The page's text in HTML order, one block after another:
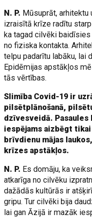
N. P. Mūsuprāt, arhitektu
izraisītā krīze radītu
ka tagad cilvēki
no fiziska kontakta.
telpu padarītu labāku, lai
Epidēmijas apstākļos
tās vērtības.
Slimība Covid-19 ir
pilsētplānošanā,
dzīvesveidā.
iespējams aizbēgt
brīvdienu mājas
krīzes apstākļos.
N. P. Es domāju, ka
atkarīga no cilvēku
dažādās kultūrās ir
gripu. Tur cilvēki bija
lai gan Āzijā ir mazāk